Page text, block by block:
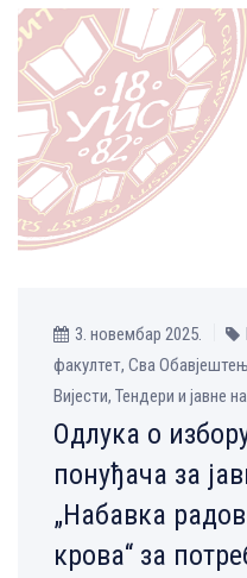
3. новембар 2025.
факултет, Сва
Вијести, Тендери и јавне
Одлука о
понуђача за
„Набавка
крова“ за